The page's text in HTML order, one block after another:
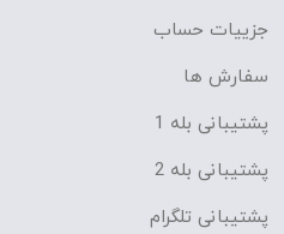
جزییات حساب
سفارش ها
پشتیبانی بله 1
پشتیبانی بله 2
پشتیبانی تلگرام